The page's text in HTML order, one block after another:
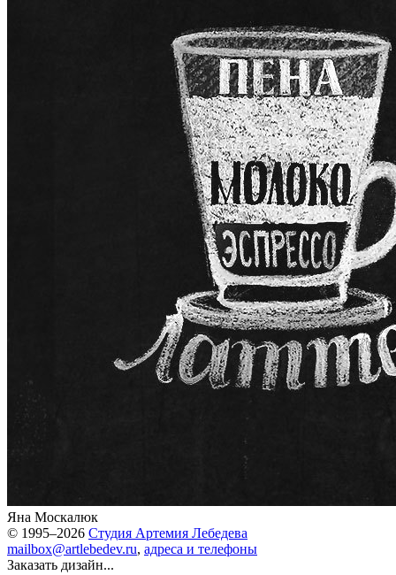
Яна Москалюк
© 1995–2026 Студия Артемия Лебедева
mailbox@artlebedev.ru, адреса и телефоны
Заказать дизайн...